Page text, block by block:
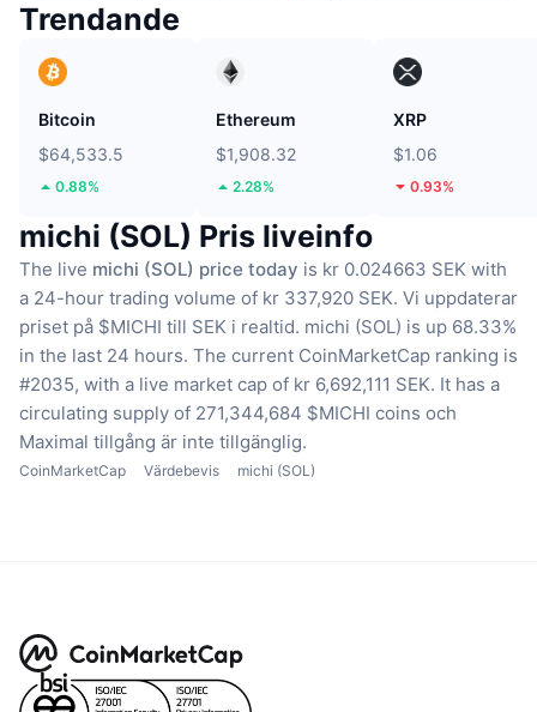
Trendande
Bitcoin
$64,533.5
0.88%
Ethereum
$1,908.32
2.28%
XRP
$1.06
0.93%
michi (SOL) Pris liveinfo
The live michi (SOL) price today is kr 0.024663 SEK with
a 24-hour trading volume of kr 337,920 SEK. Vi uppdaterar
priset på $MICHI till SEK i realtid. michi (SOL) is up 68.33%
in the last 24 hours. The current CoinMarketCap ranking is
#2035, with a live market cap of kr 6,692,111 SEK. It has a
circulating supply of 271,344,684 $MICHI coins och
Maximal tillgång är inte tillgänglig.
CoinMarketCap Värdebevis michi (SOL)